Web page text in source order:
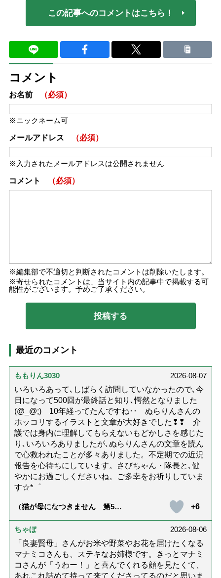
この記事へのコメントはこちら！
コメント
お名前 （必須）
ニックネーム可
メールアドレス （必須）
入力されたメールアドレスは公開されません
コメント （必須）
編集部で不適切と判断されたコメントは削除いたします。
寄せられたコメントは、当サイト内の記事中で掲載する可
能性がございます。予めご了承ください。
最近のコメント
ももりん3030
2026-08-07
いろいろあって､しばらく訪問していなかったので､今
日になって500回が最終話と知り､愕然となりました
(@_@;) 10年経ってたんですね･･ ぬらりんさんの
ホッコリするイラストと文章が大好きでした❢❢ 介
護では身内に理解してもらえないもどかしさを感じた
り､いろいろありましたが､ぬらりんさんの文章を読ん
で心救われたことが多々ありました。不定期での近況
報告を心待ちにしています。さびちゃん・隊長と､健
やかにお過ごしくださいね。ご多幸をお祈りしていま
す☆*゜
（猫が母になつきません 第500
+6
ちゃぼ
2026-08-06
「良妻賢母」さんがお米や野菜やお花を届けたくなる
マナミコさんも、ステキなお姉様です。きっとマナミ
コさんが「うわー！」と喜んでくれる顔を見たくて、
あれこれ詰めて持って来てくださってるのだと思いま